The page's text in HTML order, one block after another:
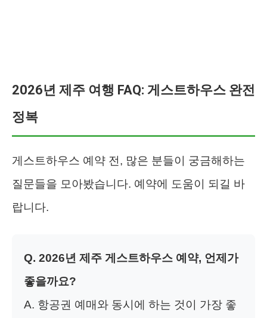
2026년 제주 여행 FAQ: 게스트하우스 완전
정복
게스트하우스 예약 전, 많은 분들이 궁금해하는
질문들을 모아봤습니다. 예약에 도움이 되길 바
랍니다.
Q. 2026년 제주 게스트하우스 예약, 언제가
좋을까요?
A. 항공권 예매와 동시에 하는 것이 가장 좋